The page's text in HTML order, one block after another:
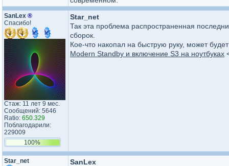
SanLex ®
Спасибо!
Стаж: 11 лет 9 мес.
Сообщений: 5646
Ratio: 650.329
Поблагодарили:
229009
100%
Star_net
Так эта проблема распространенная
сборок.
Кое-что накопал на быструю руку, может
Modern Standby и включение S3 на ноутбуках
Star_net
SanLex